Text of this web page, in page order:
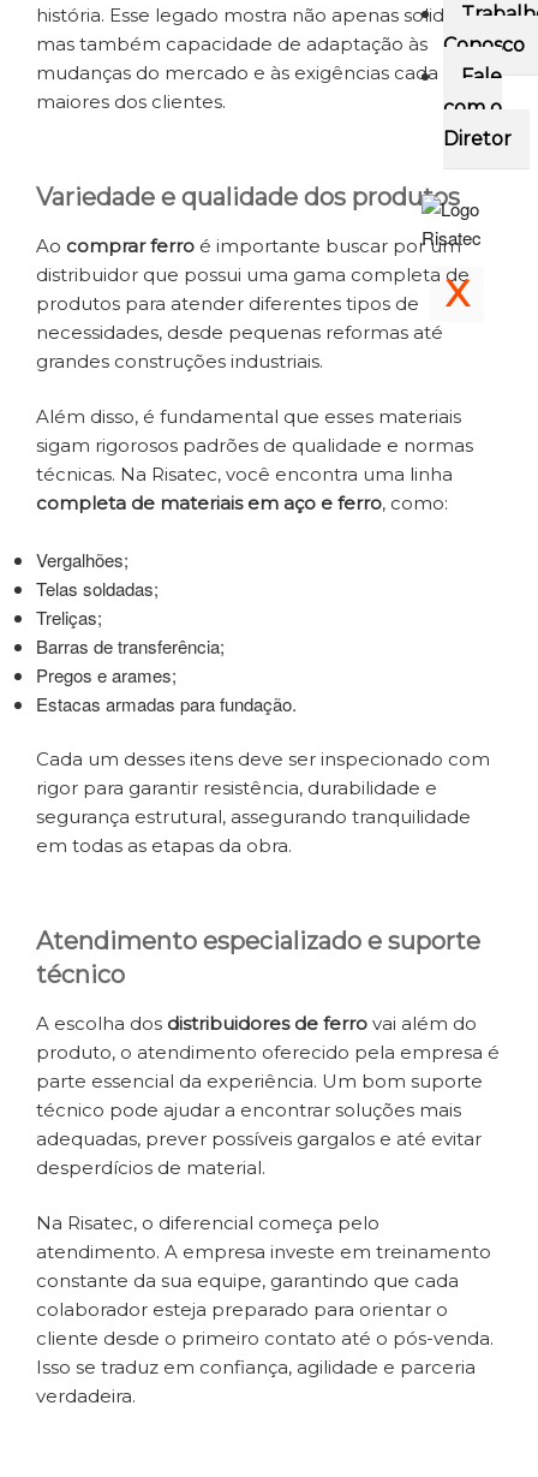
Conosco
Fale
com o
Diretor
X
história. Esse legado mostra não apenas solidez,
mas também capacidade de adaptação às
mudanças do mercado e às exigências cada vez
maiores dos clientes.
Variedade e qualidade dos produtos
Ao comprar ferro é importante buscar por um
distribuidor que possui uma gama completa de
produtos para atender diferentes tipos de
necessidades, desde pequenas reformas até
grandes construções industriais.
Além disso, é fundamental que esses materiais
sigam rigorosos padrões de qualidade e normas
técnicas. Na Risatec, você encontra uma linha
completa de materiais em aço e ferro, como:
Vergalhões;
Telas soldadas;
Treliças;
Barras de transferência;
Pregos e arames;
Estacas armadas para fundação.
Cada um desses itens deve ser inspecionado com
rigor para garantir resistência, durabilidade e
segurança estrutural, assegurando tranquilidade
em todas as etapas da obra.
Atendimento especializado e suporte
técnico
A escolha dos distribuidores de ferro vai além do
produto, o atendimento oferecido pela empresa é
parte essencial da experiência. Um bom suporte
técnico pode ajudar a encontrar soluções mais
adequadas, prever possíveis gargalos e até evitar
desperdícios de material.
Na Risatec, o diferencial começa pelo
atendimento. A empresa investe em treinamento
constante da sua equipe, garantindo que cada
colaborador esteja preparado para orientar o
cliente desde o primeiro contato até o pós-venda.
Isso se traduz em confiança, agilidade e parceria
verdadeira.